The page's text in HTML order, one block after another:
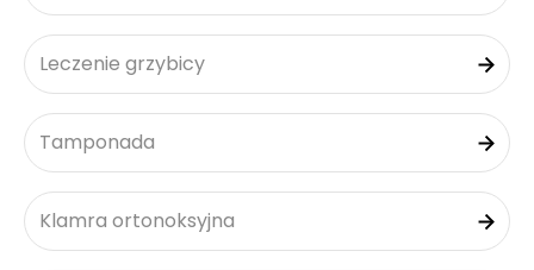
Leczenie grzybicy
Tamponada
Klamra ortonoksyjna